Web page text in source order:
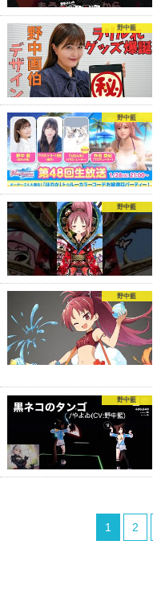
野中藍
野中藍
野中藍
野中藍
野中藍
1 2